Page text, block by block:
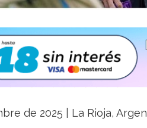
de 2025 | La Rioja,